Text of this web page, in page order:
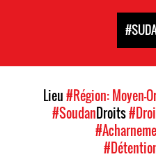
Lieu#Région: Moyen-
#SoudanDroits